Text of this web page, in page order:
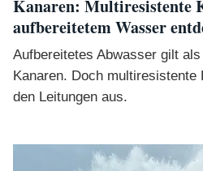
Kanaren: Multiresistente
aufbereitetem Wasser
Aufbereitetes Abwasser gilt
Kanaren. Doch multiresistente
den Leitungen aus.